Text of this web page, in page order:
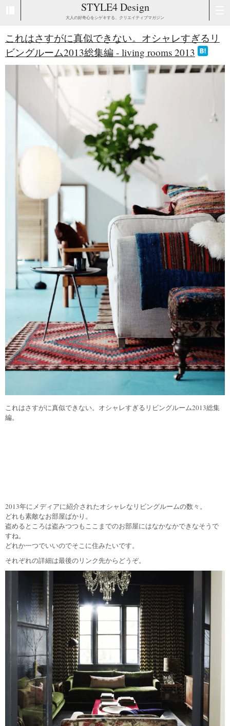
STYLE4 Design
大人の好奇心をシゲキする、クリエイティブマガジン
これはさすがに真似できない。オシャレすぎるリ
ビングルーム2013総集編 - living rooms 2013
これはさすがに真似できない。オシャレすぎるリビングルーム2013総集
編。
2013年にメディアに紹介されたオシャレなリビングルームの数々。
どれも素敵なお部屋ばかり。
盗めるところは盗みつつもここまでのお部屋にはなかなかできなそうで
すね。
どれか一つでいいのでそこに住みたいです。
それぞれの詳細は最後のリンク先からどうぞ。